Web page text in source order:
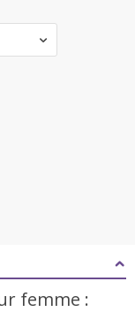
femme :